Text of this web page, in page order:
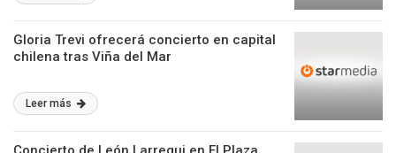
Gloria Trevi ofrecerá concierto en capital
chilena tras Viña del Mar
Leer más